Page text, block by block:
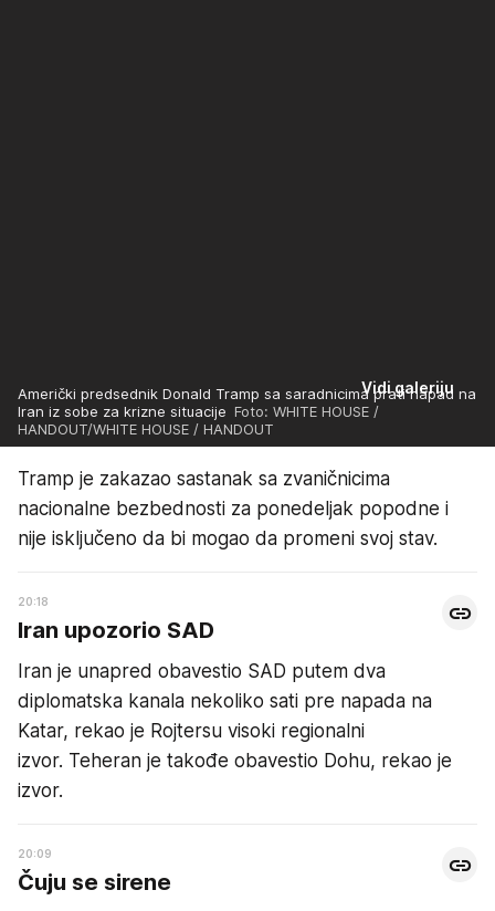
Vidi galeriju
Američki predsednik Donald Tramp sa saradnicima prati napad na
Iran iz sobe za krizne situacije Foto: WHITE HOUSE /
HANDOUT/WHITE HOUSE / HANDOUT
Tramp je zakazao sastanak sa zvaničnicima
nacionalne bezbednosti za ponedeljak popodne i
nije isključeno da bi mogao da promeni svoj stav.
20:18
Iran upozorio SAD
Iran je unapred obavestio SAD putem dva
diplomatska kanala nekoliko sati pre napada na
Katar, rekao je Rojtersu visoki regionalni
izvor. Teheran je takođe obavestio Dohu, rekao je
izvor.
20:09
Čuju se sirene